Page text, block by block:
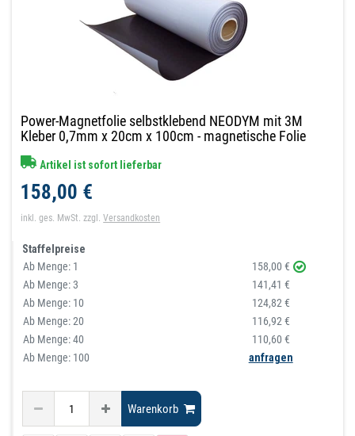
Power-Magnetfolie selbstklebend NEODYM mit 3M
Kleber 0,7mm x 20cm x 100cm - magnetische Folie
Artikel ist sofort lieferbar
158,00 €
inkl. ges. MwSt. zzgl.Versandkosten
Staffelpreise
Ab Menge: 1
158,00 €
Ab Menge:3
141,41 €
Ab Menge: 10
124,82 €
Ab Menge:20
116,92 €
Ab Menge:40
110,60 €
Ab Menge: 100
anfragen
Warenkorb